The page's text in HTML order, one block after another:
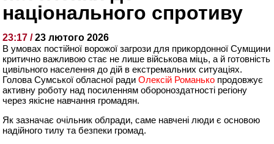
національного спротиву
23:17 /23 лютого 2026
В умовах постійної ворожої загрози для прикордонної Сумщини
критично важливою стає не лише військова міць, а й готовність
цивільного населення до дій в екстремальних ситуаціях.
Голова Сумської обласної радиОлексій Романько продовжує
активну роботу над посиленням обороноздатності регіону
через якісне навчання громадян.
Як зазначає очільник облради, саме навчені люди є основою
надійного тилу та безпеки громад.